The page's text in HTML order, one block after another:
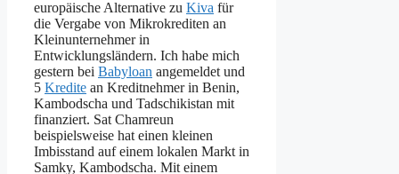
europäische Alternative zu Kiva für
die Vergabe von Mikrokrediten an
Kleinunternehmer in
Entwicklungsländern. Ich habe mich
gestern bei Babyloan angemeldet und
5 Kredite an Kreditnehmer in Benin,
Kambodscha und Tadschikistan mit
finanziert. Sat Chamreun
beispielsweise hat einen kleinen
Imbisstand auf einem lokalen Markt in
Samky, Kambodscha. Mit einem